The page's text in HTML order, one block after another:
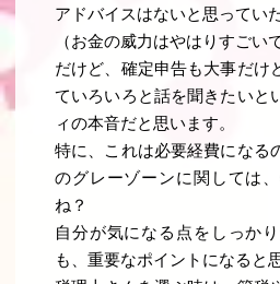
アドバイスはないと思ってい
（お金の威力はやはりすごい
だけど、確定申告も大事だけ
ていろいろと話を聞きたいと
ィの本音だと思います。
特に、これは必要経費になる
のグレーゾーンに関しては
ね？
自分が気になる点をしっか
も、重要なポイントになると